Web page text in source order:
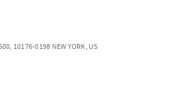
10176-0198 NEW YORK, US